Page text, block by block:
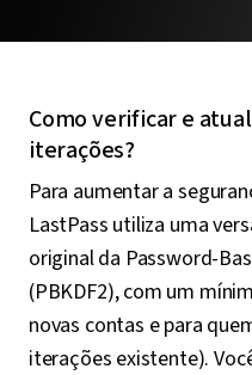
Como verificar e
iterações?
Para aumentar a
LastPass utiliza uma
original da Password-
(PBKDF2), com um
novas contas e para
iterações existente).